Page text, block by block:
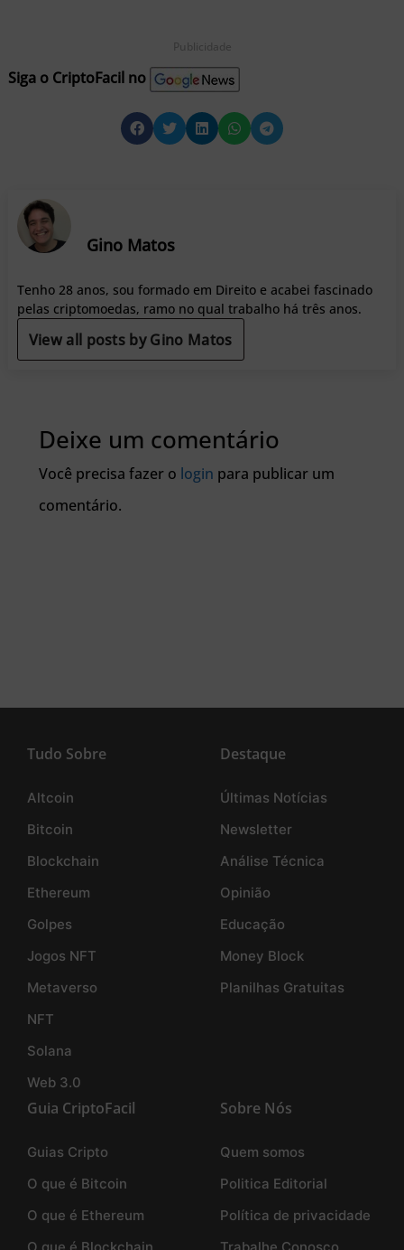
Publicidade
Siga o CriptoFacil no
Gino Matos
Tenho 28 anos, sou formado em Direito e acabei fascinado
pelas criptomoedas, ramo no qual trabalho há três anos.
View all posts by Gino Matos
Deixe um comentário
Você precisa fazer o login para publicar um
comentário.
Tudo Sobre
Altcoin
Bitcoin
Blockchain
Ethereum
Golpes
Jogos NFT
Metaverso
NFT
Solana
Web 3.0
Destaque
Últimas Notícias
Newsletter
Análise Técnica
Opinião
Educação
Money Block
Planilhas Gratuitas
Guia CriptoFacil
Guias Cripto
O que é Bitcoin
O que é Ethereum
Sobre Nós
Quem somos
Politica Editorial
Política de privacidade